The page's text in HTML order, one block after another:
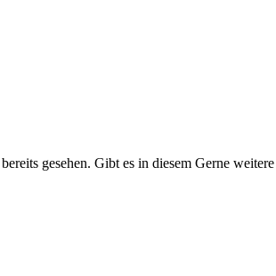
gesehen. Gibt es in diesem Gerne